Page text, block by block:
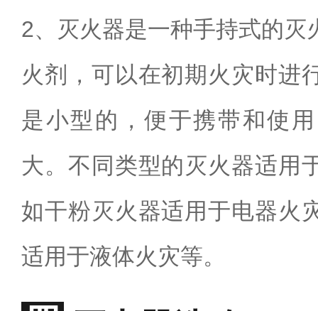
2、灭火器是一种手持式的灭
火剂，可以在初期火灾时进
是小型的，便于携带和使
大。不同类型的灭火器适用
如干粉灭火器适用于电器火
适用于液体火灾等。